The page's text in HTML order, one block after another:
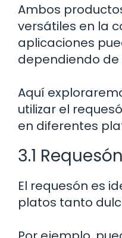
Ambos
versátiles en la
aplicaciones
dependiendo de
Aquí
utilizar el
en diferentes
3.1
El requesón es
platos tanto